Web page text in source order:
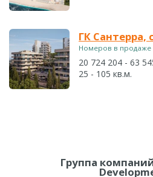
ГК Сантерра,
Номеров в продаже
20 724 204 - 63
25 - 105 кв.м.
Группа